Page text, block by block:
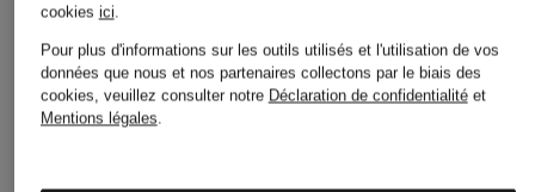
Chaussures pour
Hommes
Chaussures à enfiler pour
Hommes
Sacs pour Femmes
Shorts pour Femmes
cookies ici.
Pour plus d'informations sur les outils utilisés et l'utilisation de vos
données que nous et nos partenaires collectons par le biais des
cookies, veuillez consulter notre Déclaration de confidentialitéet
Mentions légales.